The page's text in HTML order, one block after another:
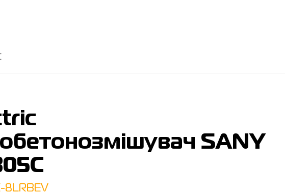
SANY
8LRBEV